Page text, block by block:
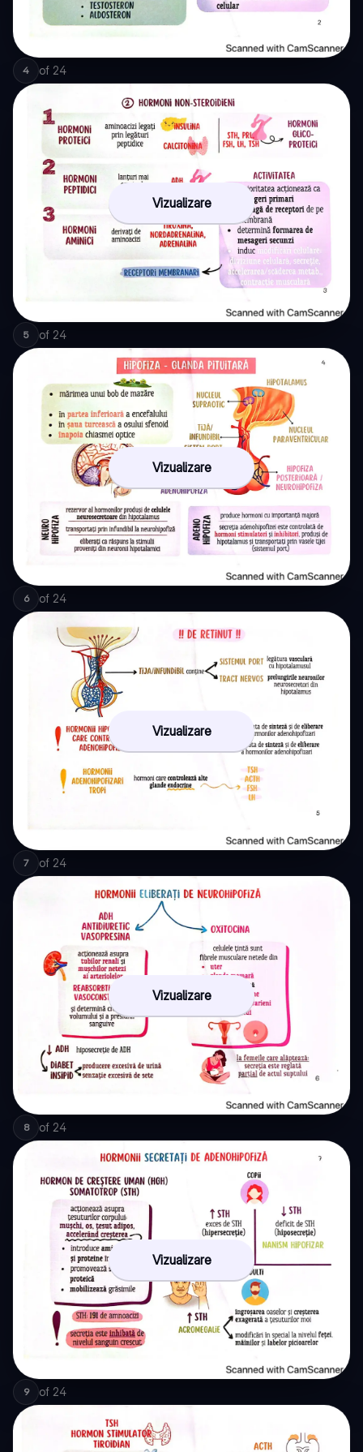
4 of 24
Vizualizare
5 of 24
Vizualizare
6 of 24
Vizualizare
7 of 24
Vizualizare
8 of 24
Vizualizare
9 of 24